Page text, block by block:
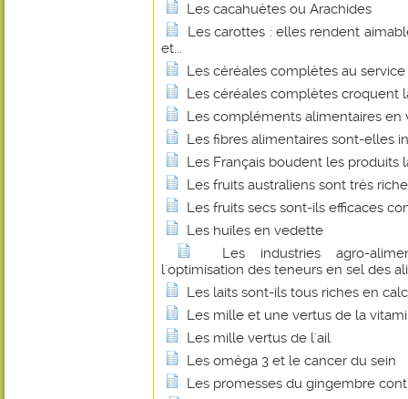
Les cacahuètes ou Arachides
Les carottes : elles rendent
et...
Les céréales complètes au
Les céréales complètes croquent
Les compléments alimentaires en
Les fibres alimentaires sont-elles
Les Français boudent les produits
Les fruits australiens sont très
Les fruits secs sont-ils efficaces
Les huiles en vedette
Les industries agro-
l'optimisation des teneurs en sel des
Les laits sont-ils tous riches en
Les mille et une vertus de la
Les mille vertus de l'ail
Les oméga 3 et le cancer du sein
Les promesses du gingembre